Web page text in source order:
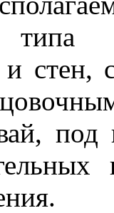
стен,
под